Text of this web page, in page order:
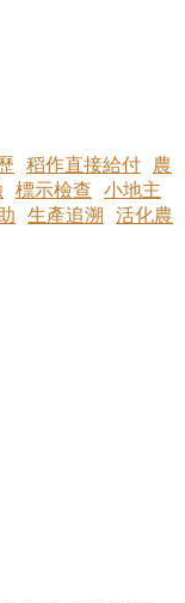
稻作直接給付
農
標示檢查
小地主
生產追溯
活化農